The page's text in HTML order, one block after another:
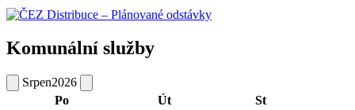
Komunální služby
Srpen2026
Po
Út
St